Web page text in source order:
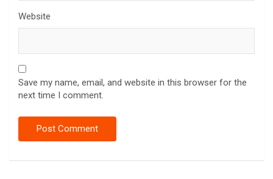
Website
Save my name, email, and website in this browser for the
next time I comment.